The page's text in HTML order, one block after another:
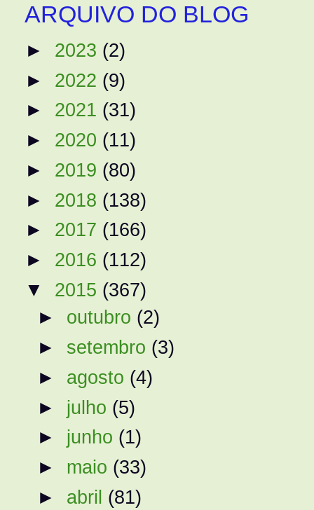
ARQUIVO DO BLOG
► 2023 (2)
► 2022 (9)
► 2021 (31)
► 2020 (11)
► 2019 (80)
► 2018 (138)
► 2017 (166)
► 2016 (112)
▼ 2015 (367)
► outubro (2)
► setembro (3)
► agosto (4)
► julho (5)
► junho (1)
► maio (33)
► abril (81)